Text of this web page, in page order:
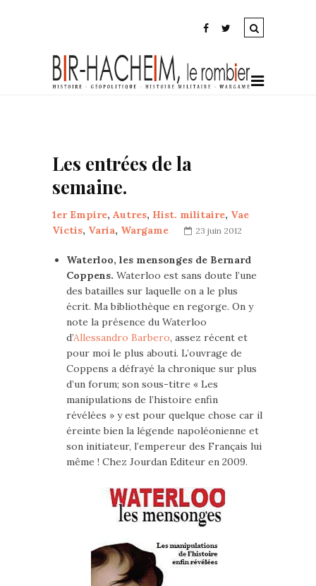
Les entrées de la
semaine.
1er Empire, Autres, Hist. militaire, Vae
Victis, Varia, Wargame 23 juin 2012
Waterloo, les mensonges de Bernard
Coppens. Waterloo est sans doute l’une
des batailles sur laquelle on a le plus
écrit. Ma bibliothèque en regorge. On y
note la présence du Waterloo
d’Allessandro Barbero, assez récent et
pour moi le plus abouti. L’ouvrage de
Coppens a défrayé la chronique sur plus
d’un forum; son sous-titre « Les
manipulations de l’histoire enfin
révélées » y est pour quelque chose car il
éreinte bien la légende napoléonienne et
son initiateur, l’empereur des Français lui
même ! Chez Jourdan Editeur en 2009.